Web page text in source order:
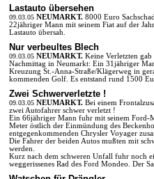
Lastauto übersehen
09.03.05 NEUMARKT. 8000 Euro
22jähriger Mann mit seinem Fiat auf der
Lastauto übersah.
Nur verbeultes Blech
09.03.05 NEUMARKT. Keine Verletzten gab
Nachmittag in Neumarkt: Ein 31jähriger
Kreuzung St.-Anna-Straße/Klägerweg in
kommenden Golf. Es entstand rund 1500
Zwei Schwerverletzte !
09.03.05 NEUMARKT. Bei einem
zwei Autofahrer schwer verletzt !
Ein 66jähriger Mann fuhr mit seinem Ford-
Meter östlich der Einmündung des
entgegenkommenden Chrysler Voyager
Die Fahrer der beiden Autos mußten mit
werden.
Kurz nach dem schweren Unfall fuhr noch
weggerissenes Rad des Ford Mondeo. Der